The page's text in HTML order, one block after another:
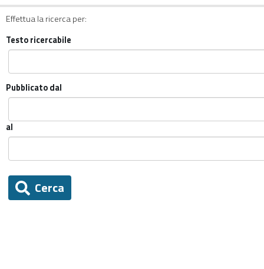
Effettua la ricerca per:
Testo ricercabile
Pubblicato dal
al